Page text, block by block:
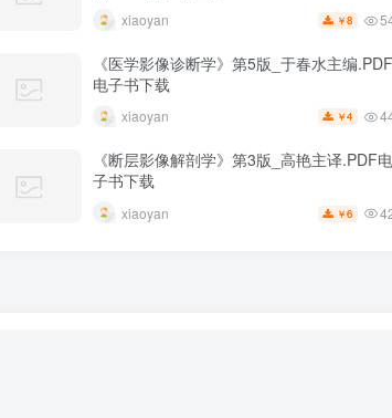
xiaoyan ￥8
《医学影像诊断学》第5版_于春水主编.PDF
电子书下载
xiaoyan ￥4
《断层影像解剖学》第3版_高艳主译.PDF电
子书下载
xiaoyan ￥6